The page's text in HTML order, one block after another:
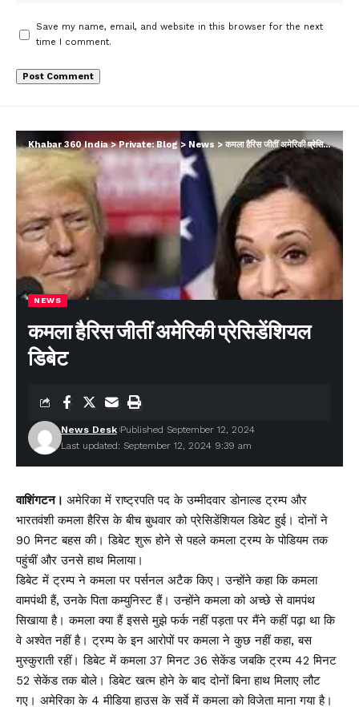
Save my name, email, and website in this browser for the next
time I comment.
Khabar 360 India>Private: Blog> News > कमला हैरिस जीतीं अमेरिकी प्रेसिडेंशियल डिबेट
NEWS
कमला हैरिस जीतीं अमेरिकी प्रेसिडेंशियल
डिबेट
Last updated: September 12, 2024 9:39 am
News Desk Published September 12, 2024
वाशिंगटन। अमेरिका में राष्ट्रपति पद के उम्मीदवार डोनाल्ड ट्रम्प और
भारतवंशी कमला हैरिस के बीच बुधवार को प्रेसिडेंशियल डिबेट हुई। दोनों ने
90 मिनट बहस की। डिबेट शुरू होने से पहले कमला ट्रम्प के पोडियम तक
पहुंचीं और उनसे हाथ मिलाया।
डिबेट में ट्रम्प ने कमला पर पर्सनल अटैक किए। उन्होंने कहा कि कमला
वामपंथी हैं, उनके पिता कम्युनिस्ट हैं। उन्होंने कमला को अच्छे से वामपंथ
सिखाया है। कमला क्या हैं इससे मुझे फर्क नहीं पड़ता पर मैंने कहीं पढ़ा था कि
वे अश्वेत नहीं है। ट्रम्प के इन आरोपों पर कमला ने कुछ नहीं कहा, बस
मुस्कुराती रहीं। डिबेट में कमला 37 मिनट 36 सेकेंड जबकि ट्रम्प 42 मिनट
52 सेकेंड तक बोले। डिबेट खत्म होने के बाद दोनों बिना हाथ मिलाए लौट
गए। अमेरिका के 4 मीडिया हाउस के सर्वे में कमला को विजेता माना गया है।